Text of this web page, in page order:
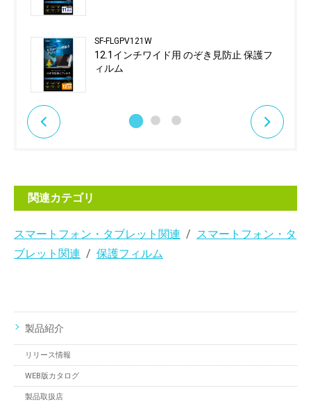
SF-FLGPV121W
12.1インチワイド用 のぞき見防止 保護フ
ィルム
関連カテゴリ
スマートフォン・タブレット関連
スマートフォン・タ
ブレット関連
保護フィルム
製品紹介
リリース情報
WEB版カタログ
製品取扱店